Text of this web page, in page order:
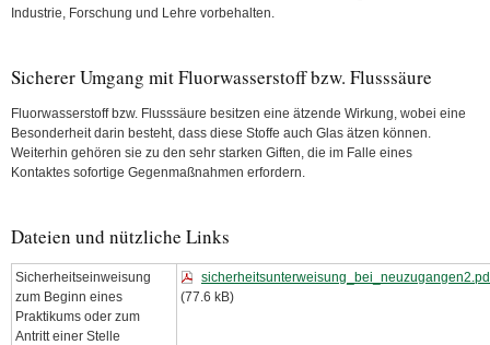
Industrie, Forschung und Lehre vorbehalten.
Sicherer Umgang mit Fluorwasserstoff bzw. Flusssäure
Fluorwasserstoff bzw. Flusssäure besitzen eine ätzende Wirkung, wobei eine
Besonderheit darin besteht, dass diese Stoffe auch Glas ätzen können.
Weiterhin gehören sie zu den sehr starken Giften, die im Falle eines
Kontaktes sofortige Gegenmaßnahmen erfordern.
Dateien und nützliche Links
Sicherheitseinweisung
zum Beginn eines
Praktikums oder zum
Antritt einer Stelle
(77.6 kB)